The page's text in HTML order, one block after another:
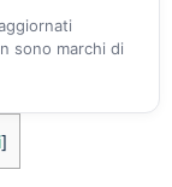
sono marchi di
]